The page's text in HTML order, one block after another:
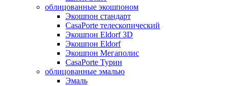
облицованные экошпоном
Экошпон стандарт
CasaPorte телескопический
Экошпон Eldorf 3D
Экошпон Eldorf
Экошпон Мегаполис
CasaPorte Турин
облицованные эмалью
Эмаль